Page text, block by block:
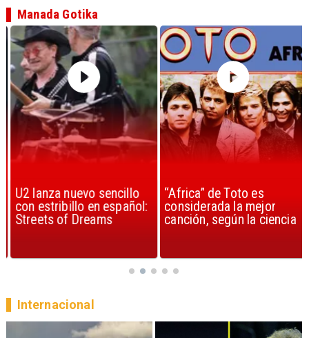
U2 lanza nuevo sencillo
con estribillo en español:
Streets of Dreams
“Africa” de Toto es
considerada la mejor
canción, según la ciencia
Manada Gotika
Internacional